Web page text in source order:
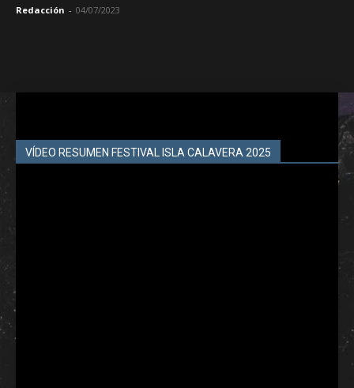
Redacción - 04/07/2023
VÍDEO RESUMEN FESTIVAL ISLA CALAVERA 2025